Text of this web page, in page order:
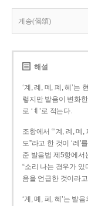
게송(偈頌)
해설
‘계, 례, 몌, 폐, 혜’는
렇지만 발음이 변화
로 ‘ㅖ’로 적는다.
조항에서 “‘계, 례, 몌,
도”라고 한 것이 ‘례
준 발음법 제5항에서
“소리 나는 경우가
음을 언급한 것이라
‘계, 몌, 폐, 혜’는 발